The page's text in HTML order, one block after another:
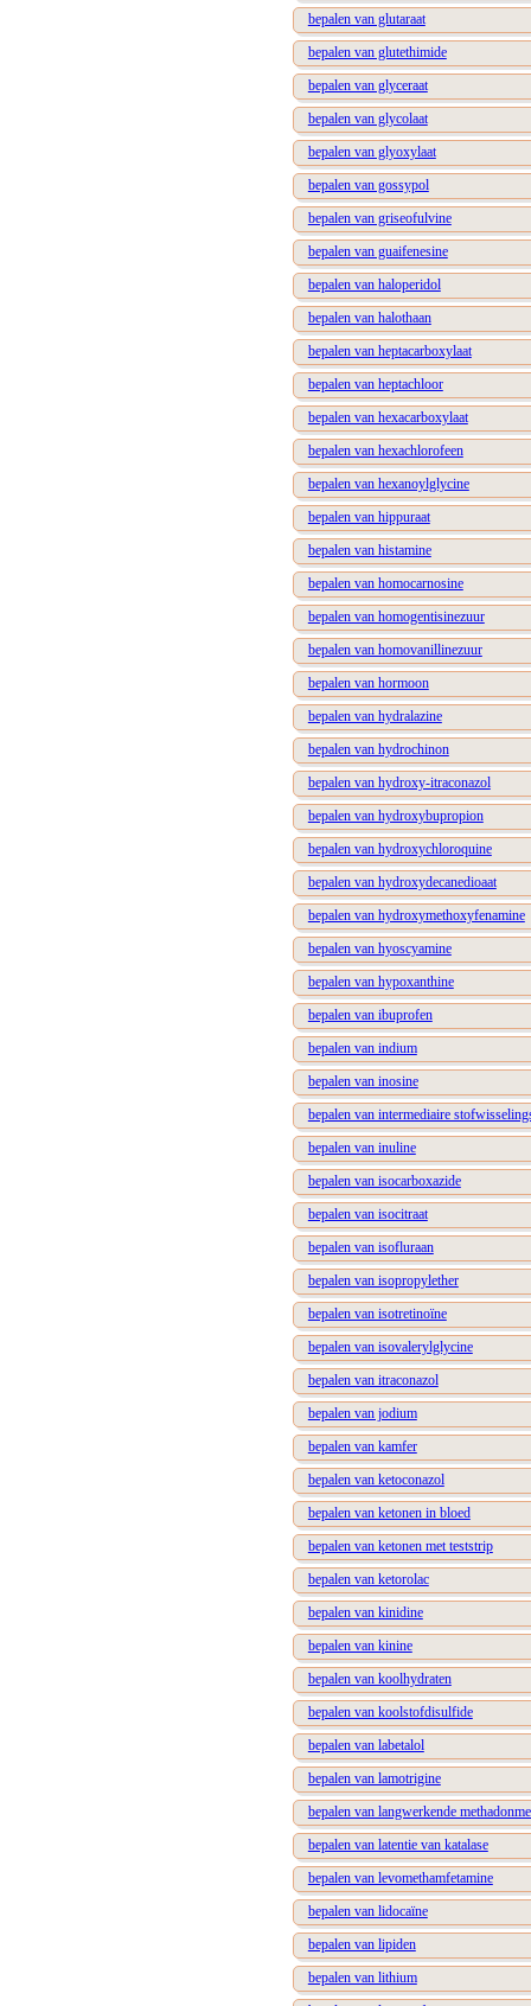
bepalen van glutaraat
bepalen van glutethimide
bepalen van glyceraat
bepalen van glycolaat
bepalen van glyoxylaat
bepalen van gossypol
bepalen van griseofulvine
bepalen van guaifenesine
bepalen van haloperidol
bepalen van halothaan
bepalen van heptacarboxylaat
bepalen van heptachloor
bepalen van hexacarboxylaat
bepalen van hexachlorofeen
bepalen van hexanoylglycine
bepalen van hippuraat
bepalen van histamine
bepalen van homocarnosine
bepalen van homogentisinezuur
bepalen van homovanillinezuur
bepalen van hormoon
bepalen van hydralazine
bepalen van hydrochinon
bepalen van hydroxy-itraconazol
bepalen van hydroxybupropion
bepalen van hydroxychloroquine
bepalen van hydroxydecanedioaat
bepalen van hydroxymethoxyfenamine
bepalen van hyoscyamine
bepalen van hypoxanthine
bepalen van ibuprofen
bepalen van indium
bepalen van inosine
bepalen van intermediaire
bepalen van inuline
bepalen van isocarboxazide
bepalen van isocitraat
bepalen van isofluraan
bepalen van isopropylether
bepalen van isotretinoïne
bepalen van isovalerylglycine
bepalen van itraconazol
bepalen van jodium
bepalen van kamfer
bepalen van ketoconazol
bepalen van ketonen in bloed
bepalen van ketonen met teststrip
bepalen van ketorolac
bepalen van kinidine
bepalen van kinine
bepalen van koolhydraten
bepalen van koolstofdisulfide
bepalen van labetalol
bepalen van lamotrigine
bepalen van langwerkende
bepalen van latentie van katalase
bepalen van levomethamfetamine
bepalen van lidocaïne
bepalen van lipiden
bepalen van lithium